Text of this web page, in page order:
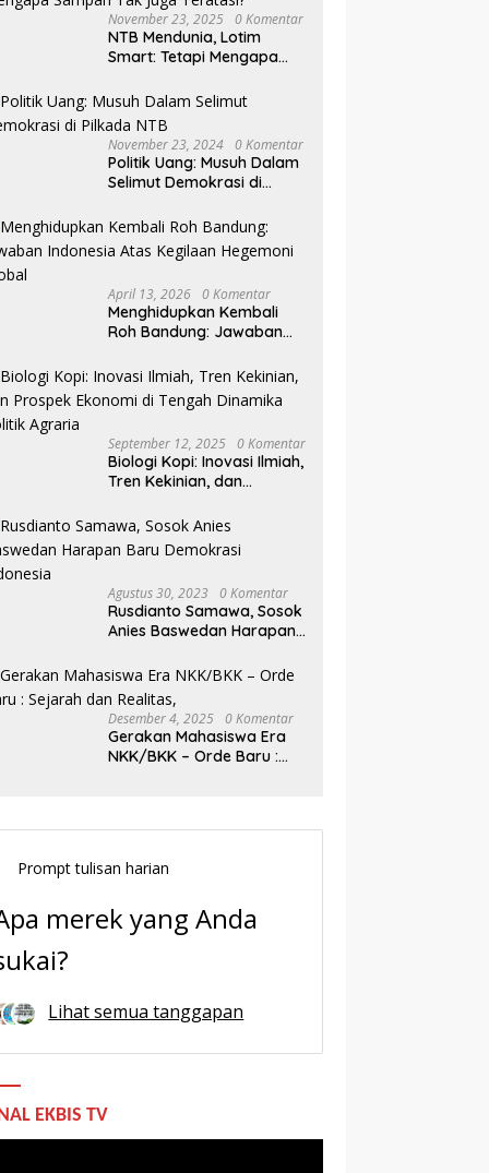
November 23, 2025 0 Komentar
NTB Mendunia, Lotim
Smart: Tetapi Mengapa
Teratasi?
November 23, 2024 0 Komentar
Politik Uang: Musuh Dalam
Selimut Demokrasi di
April 13, 2026 0 Komentar
Menghidupkan Kembali
Roh Bandung: Jawaban
Hegemoni Global
September 12, 2025 0 Komentar
Biologi Kopi: Inovasi Ilmiah,
Tren Kekinian, dan
Tengah Dinamika Politik
Agraria
Agustus 30, 2023 0 Komentar
Rusdianto Samawa, Sosok
Anies Baswedan Harapan
Desember 4, 2025 0 Komentar
Gerakan Mahasiswa Era
NKK/BKK – Orde Baru :
Prompt tulisan harian
merek yang Anda
Lihat semua tanggapan
EKBIS TV